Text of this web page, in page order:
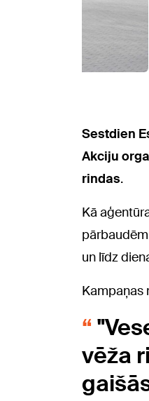
Sestdien
Akciju
rindas.
Kā
un līdz
Kampaņas
vēža